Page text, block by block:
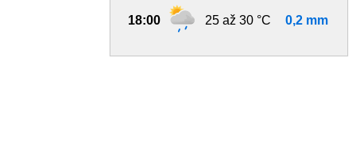
18:00 25 až 30 °C 0,2 mm